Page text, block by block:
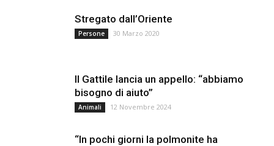
Stregato dall’Oriente
Persone 30 Marzo 2020
Il Gattile lancia un appello: “abbiamo
bisogno di aiuto”
Animali 12 Novembre 2024
“In pochi giorni la polmonite ha